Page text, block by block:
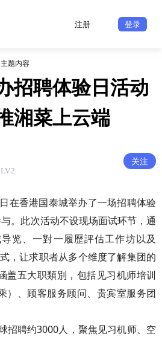
注册 登录
主题内容
招聘体验日活动
湘菜上云端
LV.2
关注
在香港国泰城举办了一场招聘体验
。此次活动不设现场面试环节，通
览、一對一履歷評估工作坊以及
，让求职者从多个维度了解集团的
盖五大职類別，包括见习机师培训
）、顾客服务顾问、贵宾室服务团
招聘约3000人，聚焦见习机师、空